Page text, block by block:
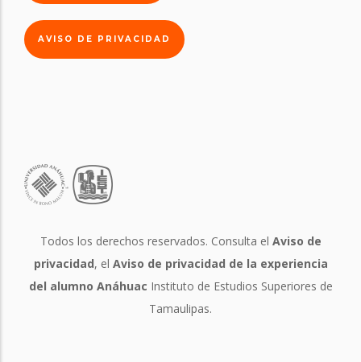
AVISO DE PRIVACIDAD
Todos los derechos reservados. Consulta el Aviso de
privacidad, el Aviso de privacidad de la experiencia
del alumno Anáhuac Instituto de Estudios Superiores de
Tamaulipas.